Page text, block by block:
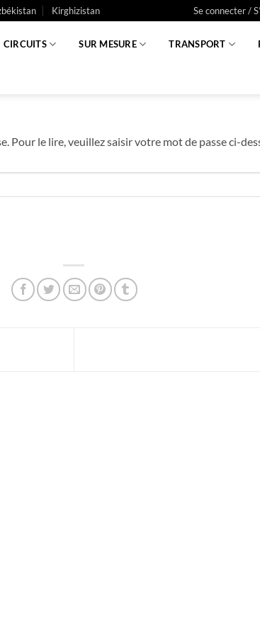
Kirghizistan Se connecter /
CIRCUITS SUR MESURE TRANSPORT
Pour le lire, veuillez saisir votre mot de passe ci-